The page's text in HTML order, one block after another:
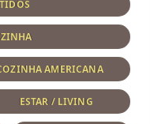
AMERICANA
ESTAR / LIVING